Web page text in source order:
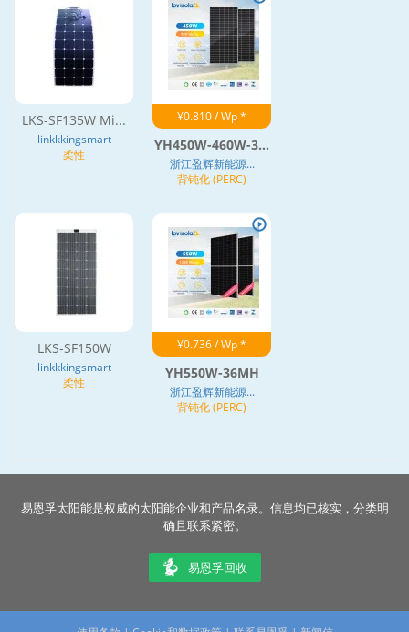
LKS-SF135W Mi...
linkkkingsmart
柔性
¥0.810 / Wp *
YH450W-460W-3...
浙江盈辉新能源...
背钝化 (PERC)
LKS-SF150W
linkkkingsmart
柔性
¥0.736 / Wp *
YH550W-36MH
浙江盈辉新能源...
背钝化 (PERC)
易恩孚太阳能是权威的太阳能企业和产品名录。信息均已核实，分类明
确且联系紧密。
易恩孚回收